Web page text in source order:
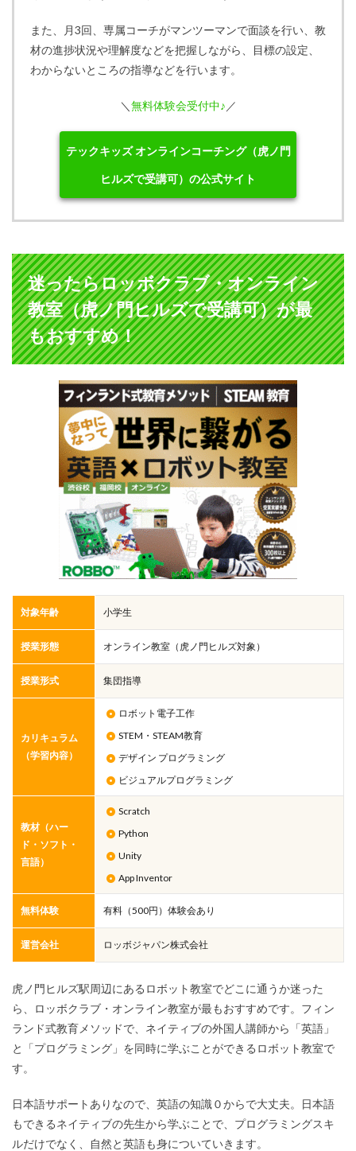
また、月3回、専属コーチがマンツーマンで面談を行い、教
材の進捗状況や理解度などを把握しながら、目標の設定、
わからないところの指導などを行います。
＼ 無料体験会受付中♪ ／
テックキッズ オンラインコーチング（虎ノ門
ヒルズで受講可）の公式サイト
迷ったらロッボクラブ・オンライン
教室（虎ノ門ヒルズで受講可）が最
もおすすめ！
対象年齢 小学生
授業形態 オンライン教室（虎ノ門ヒルズ対象）
授業形式 集団指導
カリキュラム
（学習内容）
ロボット電子工作
STEM・STEAM教育
デザイン プログラミング
ビジュアルプログラミング
教材（ハー
ド・ソフト・
言語）
Scratch
Python
Unity
App Inventor
無料体験 有料（500円）体験会あり
運営会社 ロッボジャパン株式会社
虎ノ門ヒルズ駅周辺にあるロボット教室でどこに通うか迷った
ら、ロッボクラブ・オンライン教室が最もおすすめです。フィン
ランド式教育メソッドで、ネイティブの外国人講師から「英語」
と「プログラミング」を同時に学ぶことができるロボット教室で
す。
日本語サポートありなので、英語の知識０からで大丈夫。日本語
もできるネイティブの先生から学ぶことで、プログラミングスキ
ルだけでなく、自然と英語も身についていきます。